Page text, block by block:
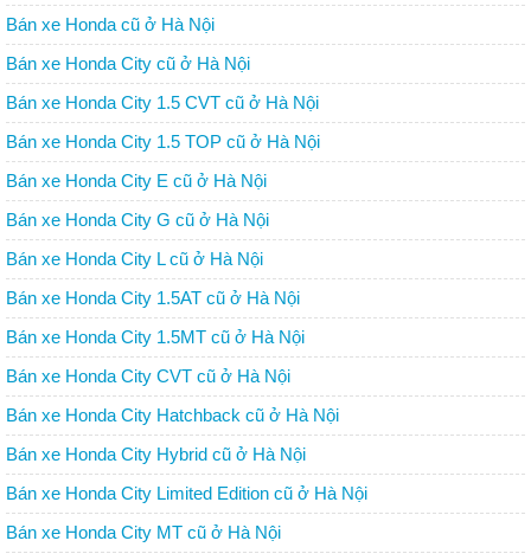
Bán xe Honda cũ ở Hà Nội
Bán xe Honda City cũ ở Hà Nội
Bán xe Honda City 1.5 CVT cũ ở Hà Nội
Bán xe Honda City 1.5 TOP cũ ở Hà Nội
Bán xe Honda City E cũ ở Hà Nội
Bán xe Honda City G cũ ở Hà Nội
Bán xe Honda City L cũ ở Hà Nội
Bán xe Honda City 1.5AT cũ ở Hà Nội
Bán xe Honda City 1.5MT cũ ở Hà Nội
Bán xe Honda City CVT cũ ở Hà Nội
Bán xe Honda City Hatchback cũ ở Hà Nội
Bán xe Honda City Hybrid cũ ở Hà Nội
Bán xe Honda City Limited Edition cũ ở Hà Nội
Bán xe Honda City MT cũ ở Hà Nội